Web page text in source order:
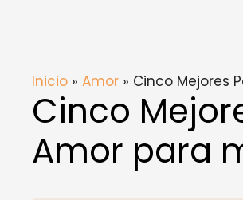
Inicio » Amor » Cinco Mejores
Cinco
Amor para